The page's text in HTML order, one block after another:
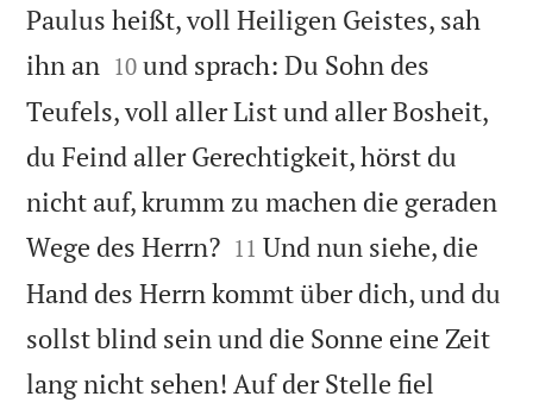
Paulus heißt, voll Heiligen Geistes, sah
ihn an 

10 und sprach: Du Sohn des
Teufels, voll aller List und aller Bosheit,
du Feind aller Gerechtigkeit, hörst du
nicht auf, krumm zu machen die geraden
Wege des Herrn?
11 Und nun siehe, die
Hand des Herrn kommt über dich, und du
sollst blind sein und die Sonne eine Zeit
lang nicht sehen! Auf der Stelle fiel